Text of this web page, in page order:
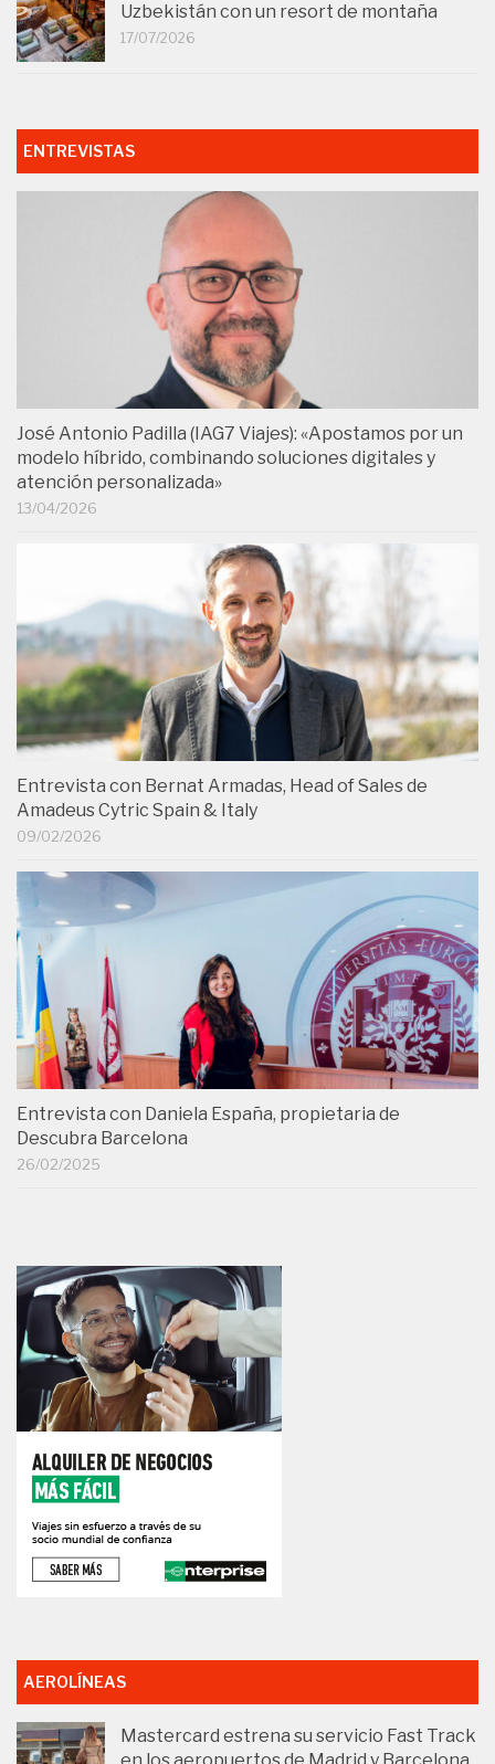
Uzbekistán con un resort de montaña
17/07/2026
ENTREVISTAS
José Antonio Padilla (IAG7 Viajes): «Apostamos por un
modelo híbrido, combinando soluciones digitales y
atención personalizada»
13/04/2026
Entrevista con Bernat Armadas, Head of Sales de
Amadeus Cytric Spain & Italy
09/02/2026
Entrevista con Daniela España, propietaria de
Descubra Barcelona
26/02/2025
AEROLÍNEAS
Mastercard estrena su servicio Fast Track